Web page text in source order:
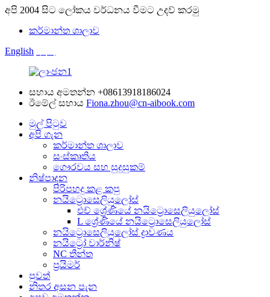
අපි 2004 සිට ලෝකය වර්ධනය වීමට උදව් කරමු
කර්මාන්ත ශාලාව
English
සහාය අමතන්න +08613918186024
ඊමේල් සහාය Fiona.zhou@cn-aibook.com
මුල් පිටුව
අපි ගැන
කර්මාන්ත ශාලාව
සංස්කෘතිය
ගෞරවය සහ සුදුසුකම්
නිෂ්පාදන
පිරිපහදු කළ කපු
නයිට්‍රොසෙලියුලෝස්
එච් ශ්‍රේණියේ නයිට්‍රොසෙලියුලෝස්
L ශ්‍රේණියේ නයිට්‍රොසෙලියුලෝස්
නයිට්‍රොසෙලියුලෝස් ද්‍රාවණය
නයිට්‍රෝ වාර්නිෂ්
NC තීන්ත
ප්‍රයිමර්
පුවත්
නිතර අසන පැන